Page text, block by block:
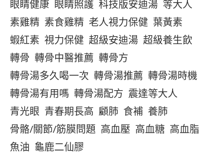
眼睛健康 眼睛照護 科技版安迪湯 等大人
素雞精 素食雞精 老人視力保健 葉黃素
蝦紅素 視力保健 超級安迪湯 超級養生飲
轉骨 轉骨中醫推薦 轉骨方
轉骨湯多久喝一次 轉骨湯推薦 轉骨湯時機
轉骨湯有用嗎 轉骨湯配方 震達等大人
青光眼 青春期長高 顧肺 食補 養肺
骨骼/關節/筋膜問題 高血壓 高血糖 高血脂
魚油 龜鹿二仙膠